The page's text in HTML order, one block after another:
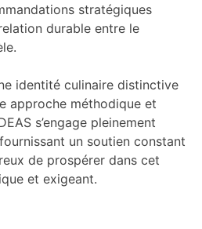
stratégiques
durable entre le
identité culinaire distinctive
approche méthodique et
s’engage pleinement
un soutien constant
de prospérer dans cet
et exigeant.